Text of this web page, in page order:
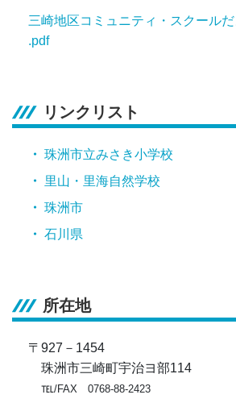
三崎地区コミュニティ・スクールだ
.pdf
リンクリスト
珠洲市立みさき小学校
里山・里海自然学校
珠洲市
石川県
所在地
〒927－1454
珠洲市三崎町宇治ヨ部114
℡ /FAX 0768-88-2423